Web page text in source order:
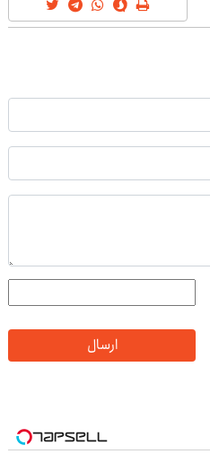
ارسال